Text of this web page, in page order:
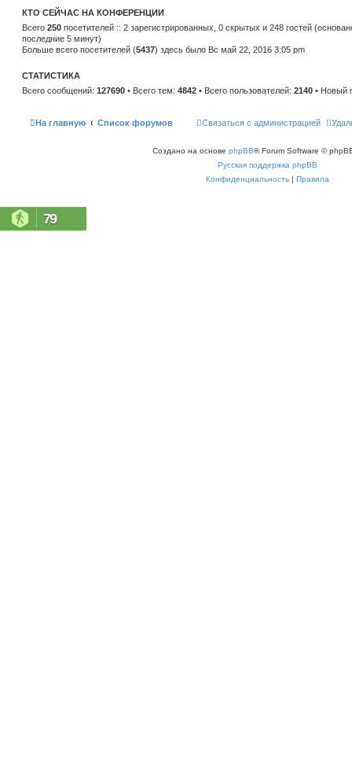
о
б
щ
е
ю
о
с
л
е
д
н
у
о
е
КТО СЕЙЧАС НА КОНФЕРЕНЦИИ
Всего 250 посетителей :: 2 зарегистрированных, 0 скрытых и 248 гостей
последние 5 минут)
Больше всего посетителей (5437) здесь было Вс май 22, 2016 3:05 pm
СТАТИСТИКА
Всего сообщений: 127690 • Всего тем: 4842 • Всего пользователей: 2140 • Новый
На главную Список форумов Связаться с администрацией
Создано на основе phpBB® Forum Software ©
Русская поддержка phpBB
Конфиденциальность | Правила
79